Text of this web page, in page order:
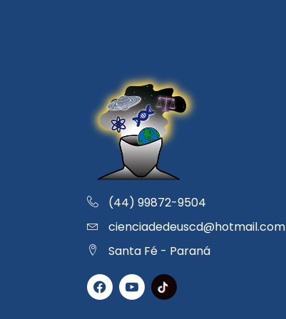
(44) 99872-9504
cienciadedeuscd@hotmail.com
Santa Fé - Paraná